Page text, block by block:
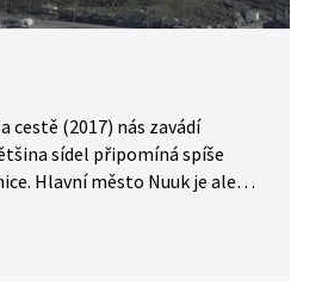
cestě (2017) nás zavádí
sídel připomíná spíše
Hlavní město Nuuk je ale
má rozsáhlou autonomii